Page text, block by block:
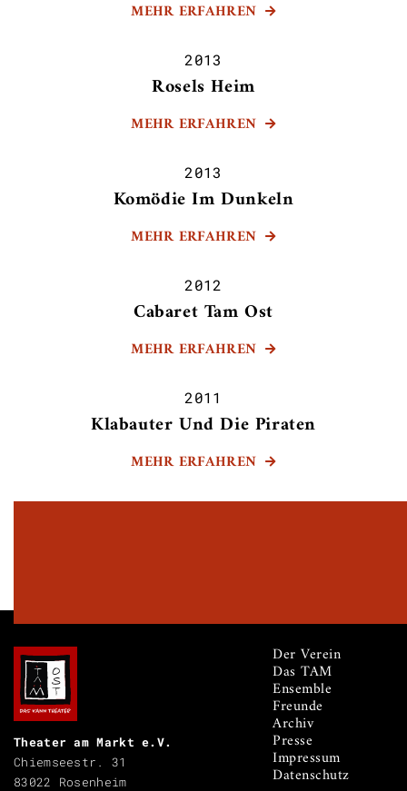
MEHR ERFAHREN 
2013
Rosels Heim
MEHR ERFAHREN 
2013
Komödie Im Dunkeln
MEHR ERFAHREN 
2012
Cabaret Tam Ost
MEHR ERFAHREN 
2011
Klabauter Und Die Piraten
MEHR ERFAHREN 
Theater am Markt e.V.
Chiemseestr. 31
83022 Rosenheim
Der Verein
Das TAM
Ensemble
Freunde
Archiv
Presse
Impressum
Datenschutz